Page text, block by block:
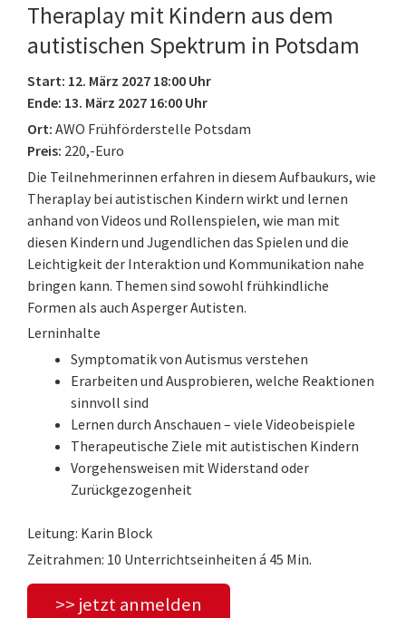
Theraplay mit Kindern aus dem
autistischen Spektrum in Potsdam
Start: 12. März 2027 18:00 Uhr
Ende: 13. März 2027 16:00 Uhr
Ort: AWO Frühförderstelle Potsdam
Preis: 220,-Euro
Die Teilnehmerinnen erfahren in diesem Aufbaukurs, wie
Theraplay bei autistischen Kindern wirkt und lernen
anhand von Videos und Rollenspielen, wie man mit
diesen Kindern und Jugendlichen das Spielen und die
Leichtigkeit der Interaktion und Kommunikation nahe
bringen kann. Themen sind sowohl frühkindliche
Formen als auch Asperger Autisten.
Lerninhalte
Symptomatik von Autismus verstehen
Erarbeiten und Ausprobieren, welche Reaktionen
sinnvoll sind
Lernen durch Anschauen – viele Videobeispiele
Therapeutische Ziele mit autistischen Kindern
Vorgehensweisen mit Widerstand oder
Zurückgezogenheit
Leitung: Karin Block
Zeitrahmen: 10 Unterrichtseinheiten á 45 Min.
>> jetzt anmelden